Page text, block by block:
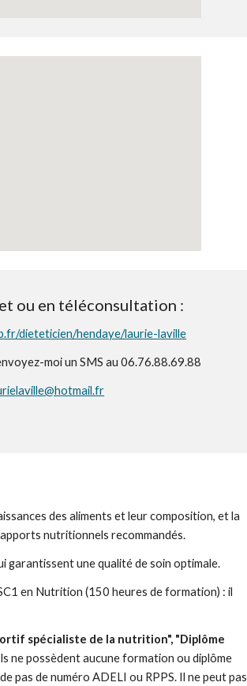
ou en téléconsultation :
dieteticien/hendaye/laurie-laville
moi un SMS au 06.76.88.69.88
des aliments et leur composition, et la
nutritionnels recommandés.
garantissent une qualité de soin optimale.
en Nutrition (150 heures de formation) : il
spécialiste de la nutrition", "Diplôme
ne possèdent aucune formation ou diplôme
pas de numéro ADELI ou RPPS. Il ne peut pas